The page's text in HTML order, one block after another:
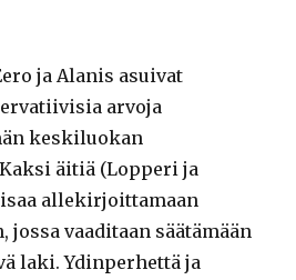
ja Alanis asuivat
arvoja
keskiluokan
äitiä (Lopperi ja
allekirjoittamaan
vaaditaan säätämään
laki. Ydinperhettä ja